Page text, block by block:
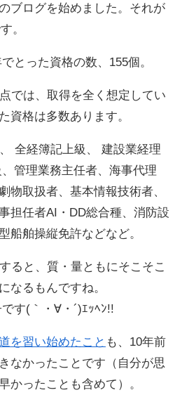
ブログを始めました。それが
。
とった資格の数、155個。
では、取得を全く想定してい
資格は多数あります。
全経簿記上級、 建設業経理
管理業務主任者、海事代理
物取扱者、基本情報技術者、
担任者AI・DD総合種、消防設
船舶操縦免許などなど。
ると、質・量ともにそこそこ
なるもんですね。
す(｀・∀・´)ｴｯﾍﾝ!!
を習い始めたこと も、10年前
なかったことです（自分が思
かったことも含めて）。